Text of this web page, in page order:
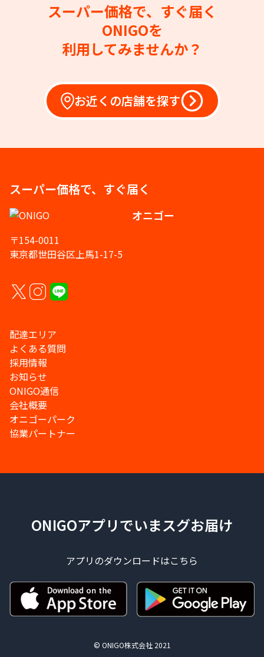
スーパー価格で、すぐ届く
ONIGOを
利用してみませんか？
お近くの店舗を探す
スーパー価格で、すぐ届く
オニゴー
〒154-0011
東京都世田谷区上馬1-17-5
配達エリア
よくある質問
採用情報
お知らせ
ONIGO通信
会社概要
オニゴーパーク
協業パートナー
ONIGOアプリでいまスグお届け
アプリのダウンロードはこちら
© ONIGO株式会社 2021